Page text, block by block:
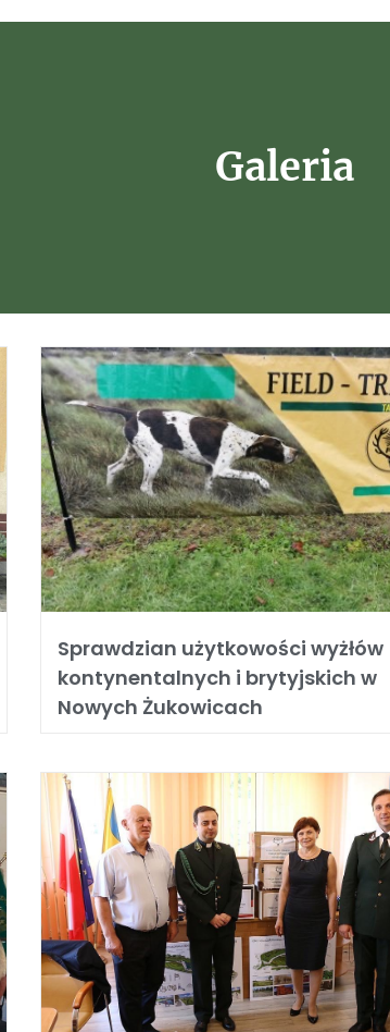
Galeria
Sprawdzian użytkowości wyżłów
kontynentalnych i brytyjskich w
Nowych Żukowicach